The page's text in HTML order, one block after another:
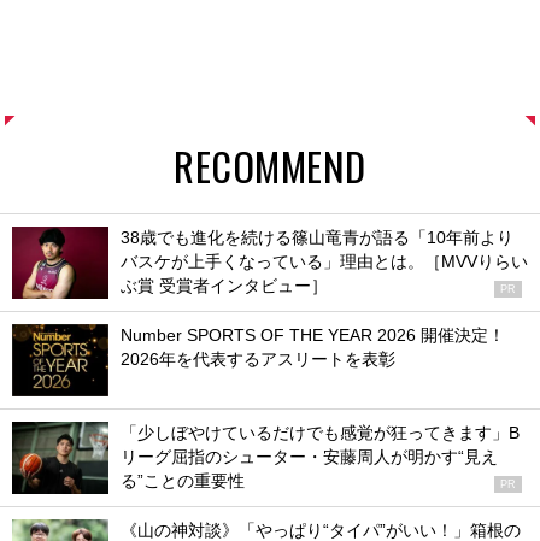
RECOMMEND
38歳でも進化を続ける篠山竜青が語る「10年前より
バスケが上手くなっている」理由とは。［MVVりらい
ぶ賞 受賞者インタビュー］
PR
Number SPORTS OF THE YEAR 2026 開催決定！
2026年を代表するアスリートを表彰
「少しぼやけているだけでも感覚が狂ってきます」B
リーグ屈指のシューター・安藤周人が明かす“見え
る”ことの重要性
PR
《山の神対談》「やっぱり“タイパ”がいい！」箱根の